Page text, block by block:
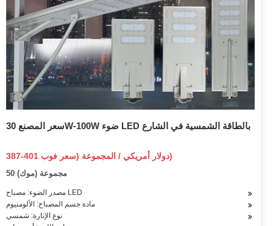
سعر المصنع 30W-100W ضوء LED بالطاقة الشمسية في الشارع
387-401 دولار أمريكي / المجموعة (سعر فوب)
50 مجموعة (موك)
مصدر الضوء: مصباح LED
مادة جسم المصباح: الألومنيوم
نوع الإنارة: شمسي